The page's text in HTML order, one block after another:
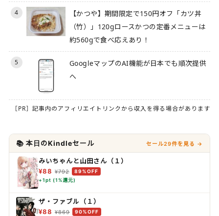
4
【かつや】期間限定で150円オフ「カツ丼
（竹）」120gロースかつの定番メニューは
約560gで食べ応えあり！
5
GoogleマップのAI機能が日本でも順次提供
へ
［PR］記事内のアフィリエイトリンクから収入を得る場合があります
📚 本日のKindleセール セール29件を見る →
みいちゃんと山田さん（１）
¥88 ¥792
89%OFF
+1pt (1%還元)
ザ・ファブル（１）
¥88 ¥869
90%OFF